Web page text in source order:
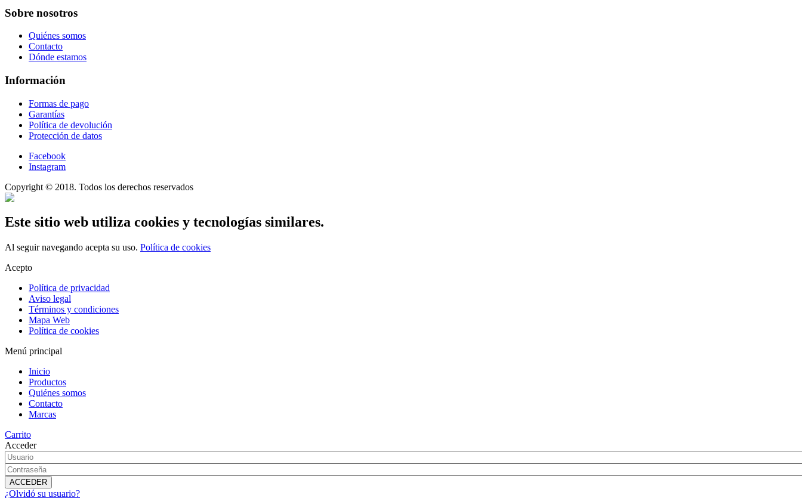
Sobre nosotros
Quiénes somos
Contacto
Dónde estamos
Información
Formas de pago
Garantías
Política de devolución
Protección de datos
Facebook
Instagram
Copyright © 2018. Todos los derechos reservados
Este sitio web utiliza cookies y tecnologías similares.
Al seguir navegando acepta su uso. Política de cookies
Acepto
Política de privacidad
Aviso legal
Términos y condiciones
Mapa Web
Política de cookies
Menú principal
Inicio
Productos
Quiénes somos
Contacto
Marcas
Carrito
Acceder
¿Olvidó su usuario?